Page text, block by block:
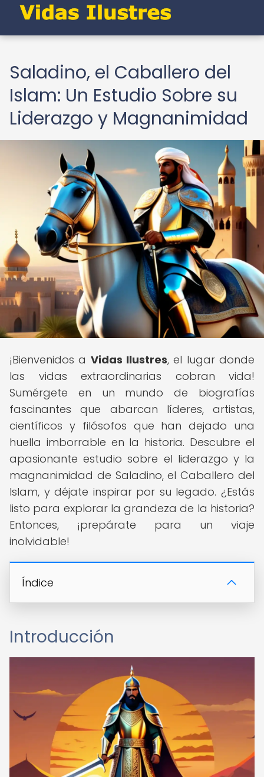
Saladino, el Caballero del
Islam: Un Estudio Sobre su
Liderazgo y Magnanimidad
¡Bienvenidos a Vidas Ilustres, el lugar donde
las vidas extraordinarias cobran vida!
Sumérgete en un mundo de biografías
fascinantes que abarcan líderes, artistas,
científicos y filósofos que han dejado una
huella imborrable en la historia. Descubre el
apasionante estudio sobre el liderazgo y la
magnanimidad de Saladino, el Caballero del
Islam, y déjate inspirar por su legado. ¿Estás
listo para explorar la grandeza de la historia?
Entonces, ¡prepárate para un viaje
inolvidable!
Índice
Introducción